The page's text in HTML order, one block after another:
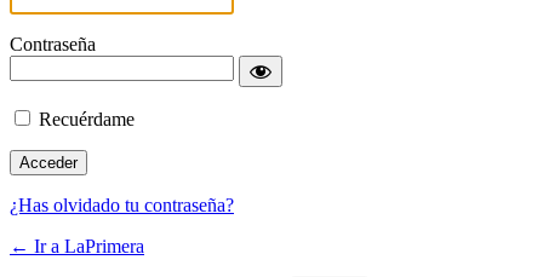
Contraseña
Recuérdame
¿Has olvidado tu contraseña?
← Ir a LaPrimera